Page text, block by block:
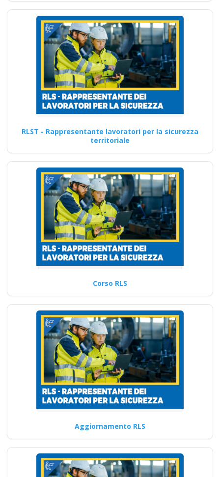
RLST - Rappresentante lavoratori per la sicurezza
territoriale
Corso RLS
Aggiornamento RLS